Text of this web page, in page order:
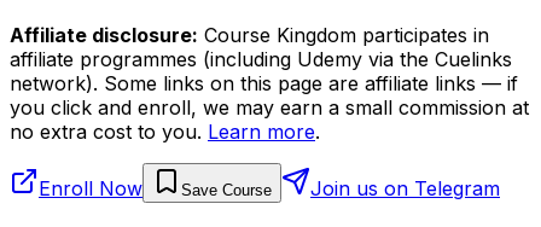
Affiliate disclosure: Course Kingdom participates in
affiliate programmes (including Udemy via the Cuelinks
network). Some links on this page are affiliate links — if
you click and enroll, we may earn a small commission at
no extra cost to you. Learn more.
Enroll Now Save Course Join us on Telegram